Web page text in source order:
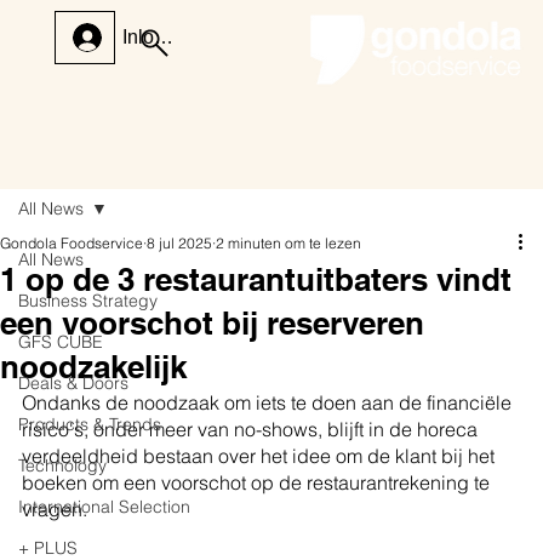
Inloggen
All News
Business Strategy
GFS CUBE
Deals & Doors
Products & Trends
Technology
International Selection
+ PLUS
All News
1 op de 3 restaurantuitbaters vindt
een voorschot bij reserveren
noodzakelijk
Gondola Foodservice 8 jul 2025 2 minuten om te lezen
Ondanks de noodzaak om iets te doen aan de financiële
risico's, onder meer van no-shows, blijft in de horeca
verdeeldheid bestaan over het idee om de klant bij het
boeken om een voorschot op de restaurantrekening te
vragen.